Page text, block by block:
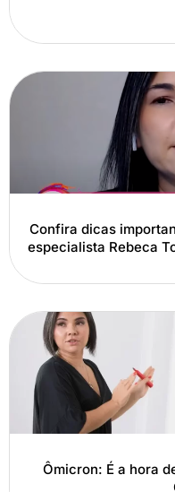
Confira dicas
especialista Rebeca
Ômicron: É a hora